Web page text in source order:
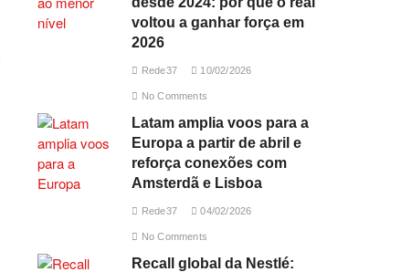
voltou a ganhar força em
2026
Rede37 10/02/2026
No Comments
Latam amplia voos para a
Europa a partir de abril e
reforça conexões com
Amsterdã e Lisboa
Rede37 04/02/2026
No Comments
Recall global da Nestlé: